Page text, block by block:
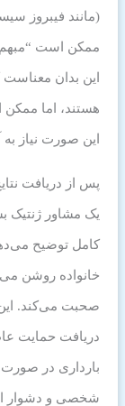
(مانند فیبروز
ممکن است
این بدان
هستند، اما ممکن
این صورت نیاز
پس از دریافت
یک مشاور ژنتیک
کامل توضیح
خانواده روشن
صحبت می‌کند.
دریافت حمایت
بارداری در
شخصی و دشوار